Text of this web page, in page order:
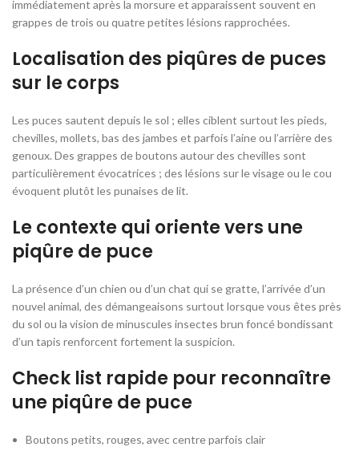
immédiatement après la morsure et apparaissent souvent en
grappes de trois ou quatre petites lésions rapprochées.
Localisation des piqûres de puces
sur le corps
Les puces sautent depuis le sol ; elles ciblent surtout les pieds,
chevilles, mollets, bas des jambes et parfois l’aine ou l’arrière des
genoux. Des grappes de boutons autour des chevilles sont
particulièrement évocatrices ; des lésions sur le visage ou le cou
évoquent plutôt les punaises de lit.
Le contexte qui oriente vers une
piqûre de puce
La présence d’un chien ou d’un chat qui se gratte, l’arrivée d’un
nouvel animal, des démangeaisons surtout lorsque vous êtes près
du sol ou la vision de minuscules insectes brun foncé bondissant
d’un tapis renforcent fortement la suspicion.
Check list rapide pour reconnaître
une piqûre de puce
Boutons petits, rouges, avec centre parfois clair